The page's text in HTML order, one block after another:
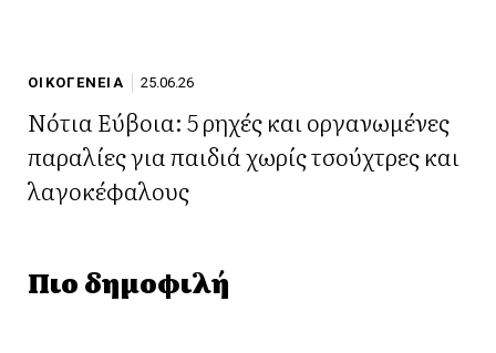
ΟΙΚΟΓΕΝΕΙΑ 25.06.26
Νότια Εύβοια: 5 ρηχές και οργανωμένες
παραλίες για παιδιά χωρίς τσούχτρες και
λαγοκέφαλους
Πιο δημοφιλή